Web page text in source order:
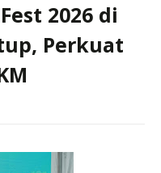
2026 di
Perkuat